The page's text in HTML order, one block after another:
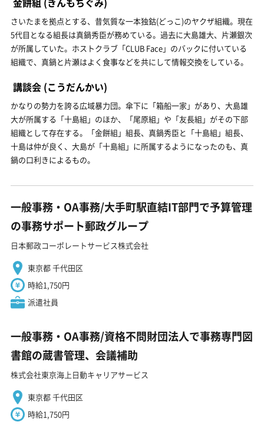
さいたまを拠点とする、昔気質な一本独鈷(どっこ)のヤクザ組織。現在
5代目となる組長は真鍋秀臣が務めている。過去に大島雄大、片瀬銀次
が所属していた。ホストクラブ「CLUB Face」のバックに付いている
組織で、真鍋と片瀬はよく食事などを共にして情報交換をしている。
講談会 (こうだんかい)
かなりの勢力を誇る広域暴力団。傘下に「箱船一家」があり、大島雄
大が所属する「十島組」のほか、「尾原組」や「友長組」がその下部
組織として存在する。「金餅組」組長、真鍋秀臣と「十島組」組長、
十島は仲が良く、大島が「十島組」に所属するようになったのも、真
鍋の口利きによるもの。
一般事務・OA事務/大手町駅直結IT部門で予算管理
の事務サポート郵政グループ
日本郵政コーポレートサービス株式会社
東京都 千代田区
時給1,750円
派遣社員
一般事務・OA事務/資格不問財団法人で事務専門図
書館の蔵書管理、会議補助
株式会社東京海上日動キャリアサービス
東京都 千代田区
時給1,750円